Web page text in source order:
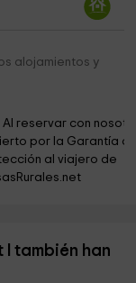
4,1 km
4,1 km
4,4 km
alojamientos y
Al reservar con
por la Garantía
al viajero de
I también han